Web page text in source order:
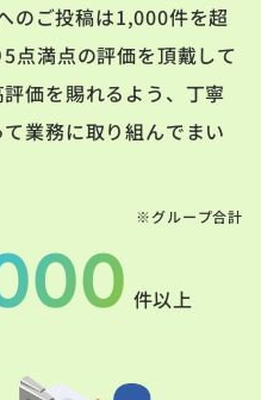
のご投稿は1,000件を超
点満点の評価を頂戴して
価を賜れるよう、丁寧
業務に取り組んでまい
※グループ合計
件以上